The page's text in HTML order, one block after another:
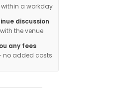
a workday
discussion
the venue
any fees
no added costs